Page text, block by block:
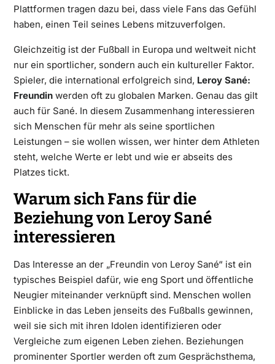
Plattformen tragen dazu bei, dass viele Fans das Gefühl
haben, einen Teil seines Lebens mitzuverfolgen.
Gleichzeitig ist der Fußball in Europa und weltweit nicht
nur ein sportlicher, sondern auch ein kultureller Faktor.
Spieler, die international erfolgreich sind, Leroy Sané:
Freundinwerden oft zu globalen Marken. Genau das gilt
auch für Sané. In diesem Zusammenhang interessieren
sich Menschen für mehr als seine sportlichen
Leistungen – sie wollen wissen, wer hinter dem Athleten
steht, welche Werte er lebt und wie er abseits des
Platzes tickt.
Warum sich Fans für die
Beziehung von Leroy Sané
interessieren
Das Interesse an der „Freundin von Leroy Sané“ ist ein
typisches Beispiel dafür, wie eng Sport und öffentliche
Neugier miteinander verknüpft sind. Menschen wollen
Einblicke in das Leben jenseits des Fußballs gewinnen,
weil sie sich mit ihren Idolen identifizieren oder
Vergleiche zum eigenen Leben ziehen. Beziehungen
prominenter Sportler werden oft zum Gesprächsthema,